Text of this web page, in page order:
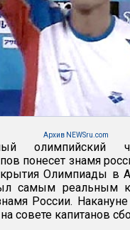
Архив NEWSru.com
олимпийский
понесет знамя
Олимпиады в
самым реальным
России.
совете капитанов